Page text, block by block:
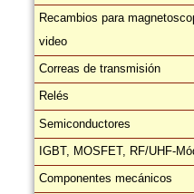
Recambios para
video
Correas de transmisión
Relés
Semiconductores
IGBT, MOSFET, RF/UHF-
Componentes mecánicos